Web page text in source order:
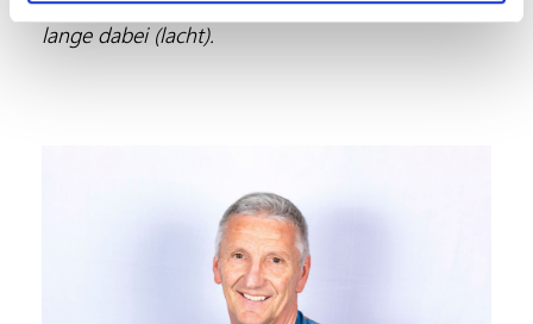
lange dabei (lacht).